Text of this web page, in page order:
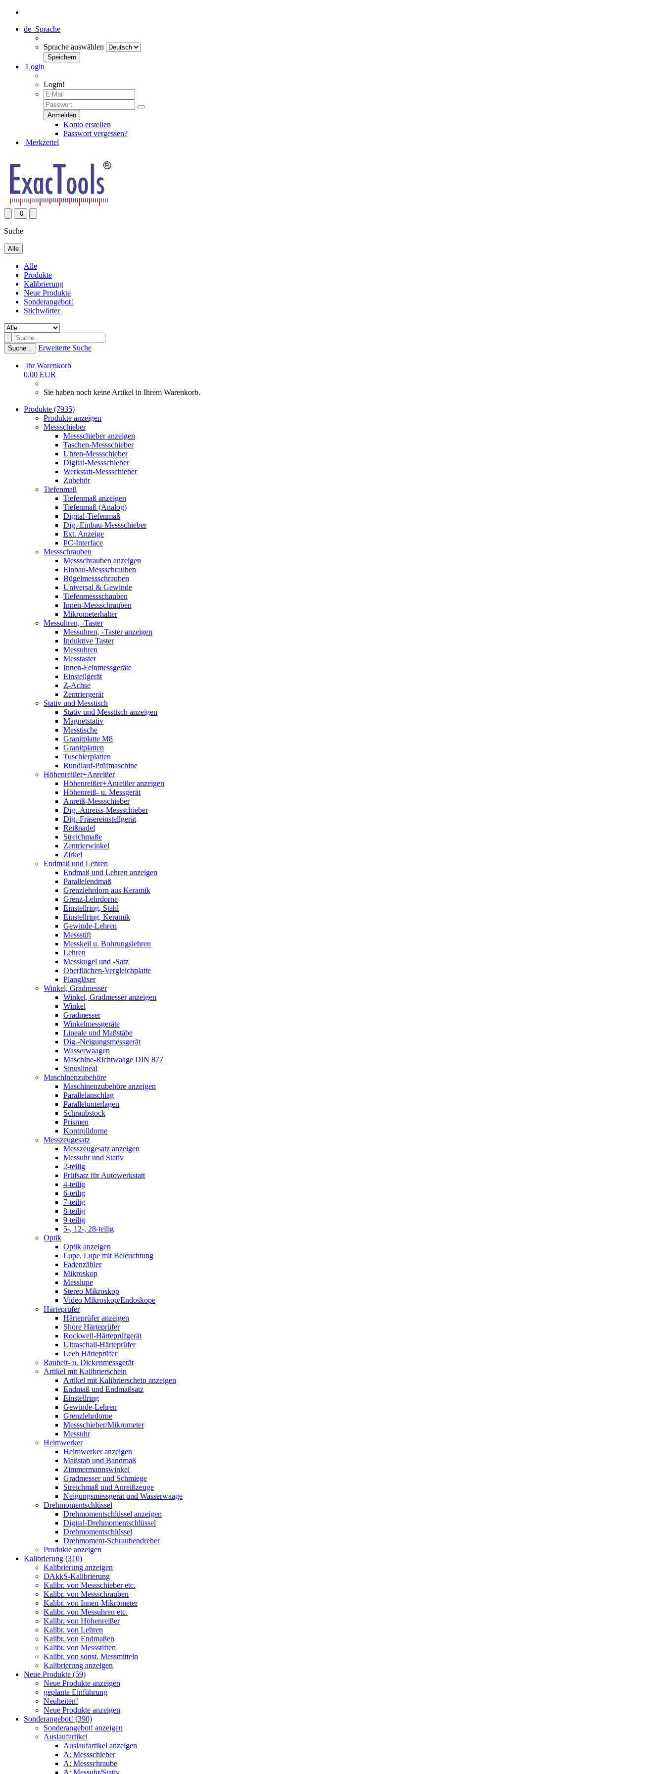
de Sprache
Sprache auswählen
Login
Login!
Konto erstellen
Passwort vergessen?
Merkzettel
0
Suche
Alle
Alle
Produkte
Kalibrierung
Neue Produkte
Sonderangebot!
Stichwörter
Suche... Erweiterte Suche
Ihr Warenkorb
0,00 EUR
Sie haben noch keine Artikel in Ihrem Warenkorb.
Produkte (7935)
Produkte anzeigen
Messschieber
Messschieber anzeigen
Taschen-Messschieber
Uhren-Messschieber
Digital-Messschieber
Werkstatt-Messschieber
Zubehör
Tiefenmaß
Tiefenmaß anzeigen
Tiefenmaß (Analog)
Digital-Tiefenmaß
Dig.-Einbau-Messschieber
Ext. Anzeige
PC-Interface
Messschrauben
Messschrauben anzeigen
Einbau-Messschrauben
Bügelmessschrauben
Universal & Gewinde
Tiefenmessschauben
Innen-Messschrauben
Mikrometerhalter
Messuhren, -Taster
Messuhren, -Taster anzeigen
Induktive Taster
Messuhren
Messtaster
Innen-Feinmessgeräte
Einstellgerät
Z-Achse
Zentriergerät
Stativ und Messtisch
Stativ und Messtisch anzeigen
Magnetstativ
Messtische
Granitplatte M8
Granitplatten
Tuschierplatten
Rundlauf-Prüfmaschine
Höhenreißer+Anreißer
Höhenreißer+Anreißer anzeigen
Höhenreiß- u. Messgerät
Anreiß-Messschieber
Dig.-Anreiss-Messschieber
Dig.-Fräsereinstellgerät
Reißnadel
Streichmaße
Zentrierwinkel
Zirkel
Endmaß und Lehren
Endmaß und Lehren anzeigen
Parallelendmaß
Grenzlehrdorn aus Keramik
Grenz-Lehrdorne
Einstellring, Stahl
Einstellring, Keramik
Gewinde-Lehren
Messstift
Messkeil u. Bohrungslehren
Lehren
Messkugel und -Satz
Oberflächen-Vergleichplatte
Plangläser
Winkel, Gradmesser
Winkel, Gradmesser anzeigen
Winkel
Gradmesser
Winkelmessgeräte
Lineale und Maßstäbe
Dig.-Neigungsmessgerät
Wasserwaagen
Maschine-Richtwaage DIN 877
Sinuslineal
Maschinenzubehöre
Maschinenzubehöre anzeigen
Parallelanschlag
Parallelunterlagen
Schraubstock
Prismen
Kontrolldorne
Messzeugesatz
Messzeugesatz anzeigen
Messuhr und Stativ
2-teilig
Prüfsatz für Autowerkstatt
4-teilig
6-teilig
7-teilig
8-teilig
9-teilig
5-, 12-, 28-teilig
Optik
Optik anzeigen
Lupe, Lupe mit Beleuchtung
Fadenzähler
Mikroskop
Messlupe
Stereo Mikroskop
Video Mikroskop/Endoskope
Härteprüfer
Härteprüfer anzeigen
Shore Härteprüfer
Rockwell-Härteprüfgerät
Ultraschall-Härteprüfer
Leeb Härteprüfer
Rauheit- u. Dickenmessgerät
Artikel mit Kalibrierschein
Artikel mit Kalibrierschein anzeigen
Endmaß und Endmaßsatz
Einstellring
Gewinde-Lehren
Grenzlehrdorne
Messschieber/Mikrometer
Messuhr
Heimwerker
Heimwerker anzeigen
Maßstab und Bandmaß
Zimmermannswinkel
Gradmesser und Schmiege
Streichmaß und Anreißzeuge
Neigungsmessgerät und Wasserwaage
Drehmomentschlüssel
Drehmomentschlüssel anzeigen
Digital-Drehmomentschlüssel
Drehmomentschlüssel
Drehmoment-Schraubendreher
Produkte anzeigen
Kalibrierung (310)
Kalibrierung anzeigen
DAkkS-Kalibrierung
Kalibr. von Messschieber etc.
Kalibr. von Messschrauben
Kalibr. von Innen-Mikrometer
Kalibr. von Messuhren etc.
Kalibr. von Höhenreißer
Kalibr. von Lehren
Kalibr. von Endmaßen
Kalibr. von Messstiften
Kalibr. von sonst. Messmitteln
Kalibrierung anzeigen
Neue Produkte (59)
Neue Produkte anzeigen
geplante Einführung
Neuheiten!
Neue Produkte anzeigen
Sonderangebot! (390)
Sonderangebot! anzeigen
Auslaufartikel
Auslaufartikel anzeigen
A: Messschieber
A: Messschraube
A: Messuhr/Stativ